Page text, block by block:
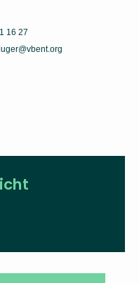
16 27